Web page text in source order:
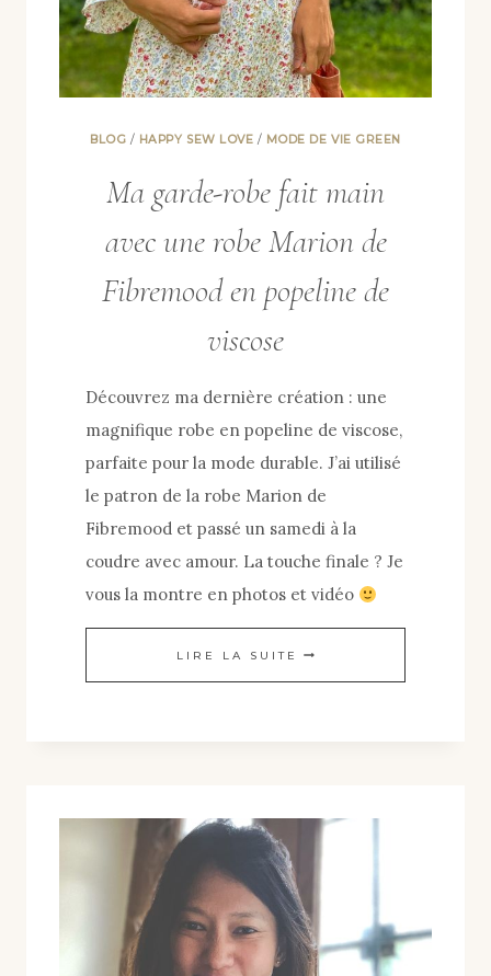
CHIC
ET
DURABLE
BLOG / HAPPY SEW LOVE / MODE DE VIE GREEN
Ma garde-robe fait main
avec une robe Marion de
Fibremood en popeline de
viscose
Découvrez ma dernière création : une
magnifique robe en popeline de viscose,
parfaite pour la mode durable. J’ai utilisé
le patron de la robe Marion de
Fibremood et passé un samedi à la
coudre avec amour. La touche finale ? Je
vous la montre en photos et vidéo
LIRE LA SUITE MA
GARDE-
AVEC
MARION
DE